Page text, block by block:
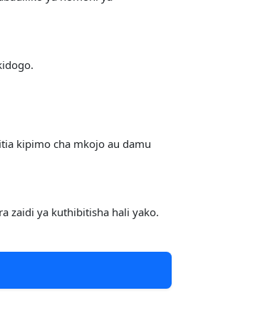
kipimo cha mkojo au damu
zaidi ya kuthibitisha hali yako.